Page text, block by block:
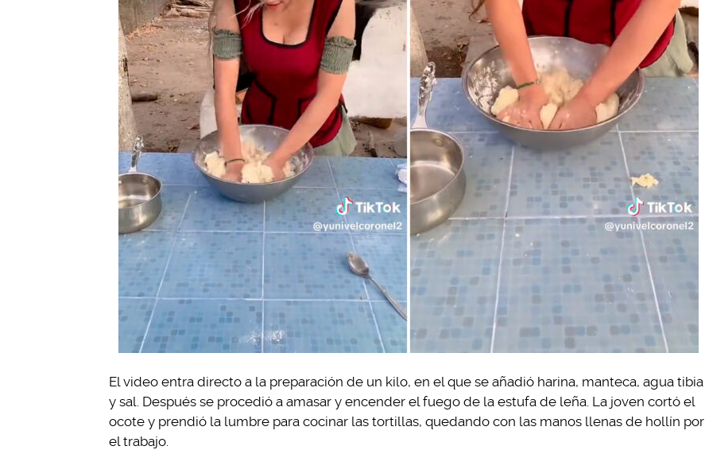
El video entra directo a la preparación de un kilo, en el que se añadió harina, manteca, agua tibia
y sal. Después se procedió a amasar y encender el fuego de la estufa de leña. La joven cortó el
ocote y prendió la lumbre para cocinar las tortillas, quedando con las manos llenas de hollín por
el trabajo.